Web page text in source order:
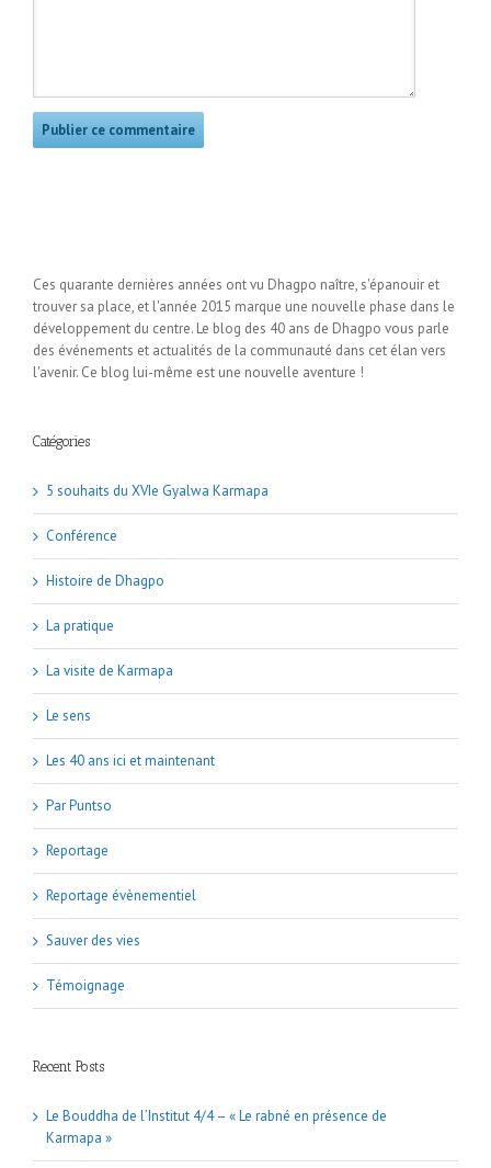
Ces quarante dernières années ont vu Dhagpo naître, s'épanouir et
trouver sa place, et l'année 2015 marque une nouvelle phase dans le
développement du centre. Le blog des 40 ans de Dhagpo vous parle
des événements et actualités de la communauté dans cet élan vers
l'avenir. Ce blog lui-même est une nouvelle aventure !
Catégories
5 souhaits du XVIe Gyalwa Karmapa
Conférence
Histoire de Dhagpo
La pratique
La visite de Karmapa
Le sens
Les 40 ans ici et maintenant
Par Puntso
Reportage
Reportage évènementiel
Sauver des vies
Témoignage
Recent Posts
Le Bouddha de l’Institut 4/4 – « Le rabné en présence de
Karmapa »